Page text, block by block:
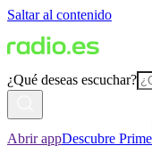
Saltar al contenido
¿Qué deseas escuchar?
Abrir appDescubre Prime